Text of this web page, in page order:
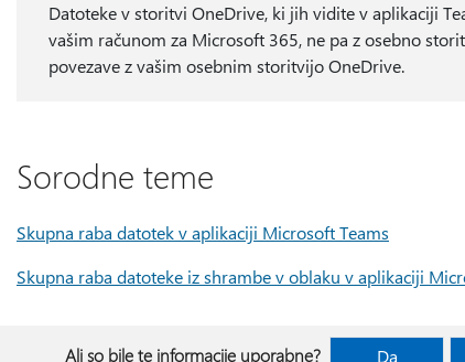
Datoteke v storitvi OneDrive, ki jih vidite v aplikaciji
vašim računom za Microsoft 365, ne pa z osebno
povezave z vašim osebnim storitvijo OneDrive.
Sorodne teme
Skupna raba datotek v aplikaciji Microsoft Teams
Skupna raba datoteke iz shrambe v oblaku v aplikaciji
Ali so bile te informacije uporabne? Da